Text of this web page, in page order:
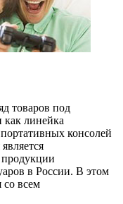
товаров под
линейка
консолей
в России. В этом
со всем